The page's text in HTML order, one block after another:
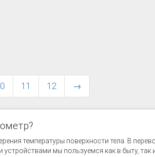
11 12 →
температуры поверхности тела. В
устройствами мы пользуемся как в быту, так